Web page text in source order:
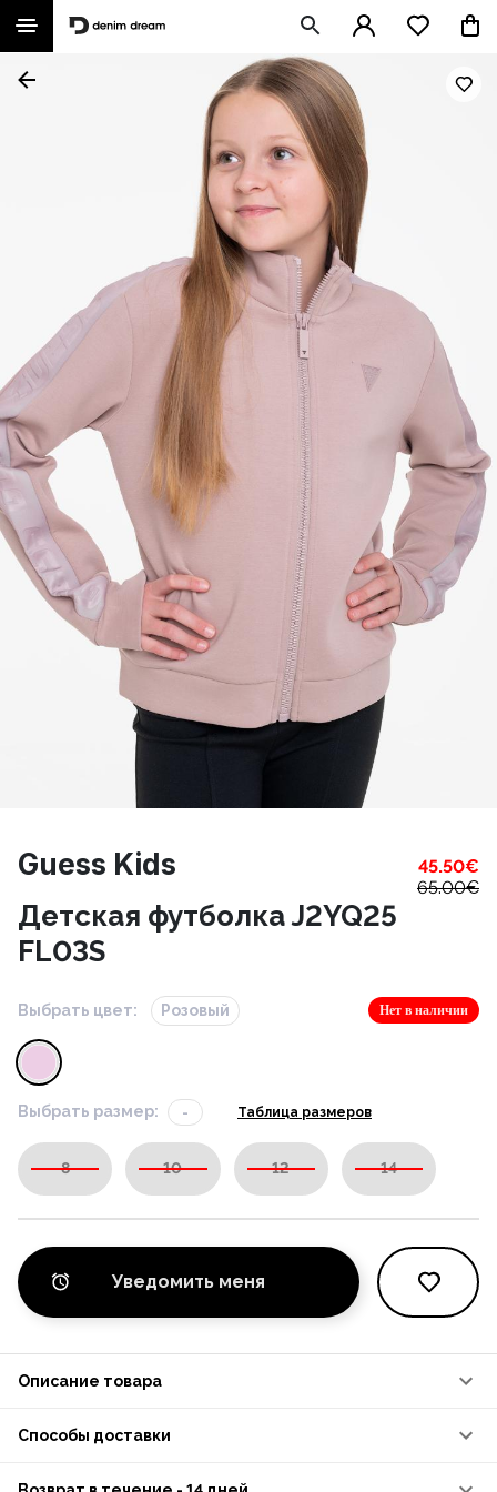
Guess Kids 45.50€
65.00€
Детская футболка J2YQ25
FL03S
Выбрать цвет: Розовый Нет в наличии
Выбрать размер: - Таблица размеров
8 10 12 14
Уведомить меня
Описание товара
Способы доставки